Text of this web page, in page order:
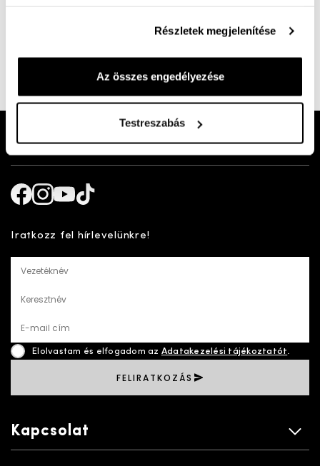
Részletek megjelenítése
Az összes engedélyezése
Testreszabás
Ha egy elegánsan sportos férfi félcipőt szeretnél,
kivehető kényelmi talpbetét, rugalmas talp.
Cikkszám:100005300
Kövess minket!
Iratkozz fel hírlevelünkre!
Vezetéknév
Keresztnév
E-mail cím
Elolvastam és elfogadom az Adatakezelési tájékoztatót.
FELIRATKOZÁS
Kapcsolat